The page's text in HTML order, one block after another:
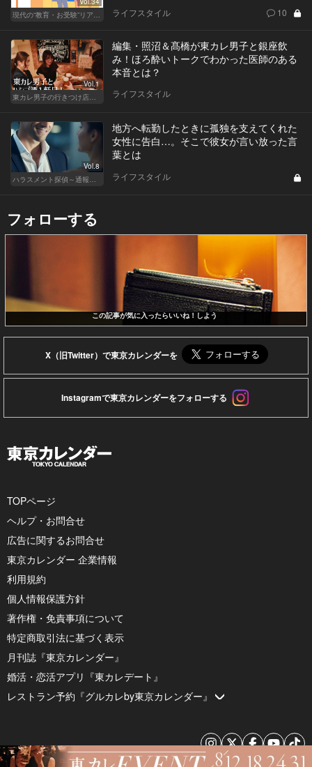
ライフスタイル 10
Vol.1
編集・照沼＆髙橋が東カレ男子と銀座飲
み！ほろ酔いトークでわかった医師のある
本音とは？
ライフスタイル
Vol.8
地方へ転勤したときに孤独を支えてくれた
女性に告白…。そこで彼女が言い放った言
葉とは
ライフスタイル
フォローする
この記事が気に入ったらいいね！しよう
X（旧Twitter）で東京カレンダーを
Instagramで東京カレンダーをフォローする
TOPページ
ヘルプ・お問合せ
広告に関するお問合せ
東京カレンダー 企業情報
利用規約
個人情報保護方針
著作権・免責事項について
特定商取引法に基づく表示
月刊誌『東京カレンダー』
婚活・恋活アプリ『東カレデート』
レストラン予約『グルカレby東京カレンダー』
© 2026 by Tokyo Calendar, Inc.